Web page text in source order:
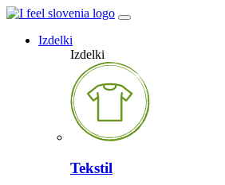
Izdelki
Izdelki
Tekstil